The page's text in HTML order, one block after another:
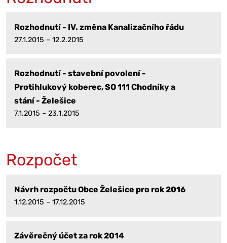
Rozhodnutí - IV. změna Kanalizačního řádu
27.1.2015 – 12.2.2015
Rozhodnutí - stavební povolení -
Protihlukový koberec, SO 111 Chodníky a
stání - Želešice
7.1.2015 – 23.1.2015
Rozpočet
Návrh rozpočtu Obce Želešice pro rok 2016
1.12.2015 – 17.12.2015
Závěrečný účet za rok 2014